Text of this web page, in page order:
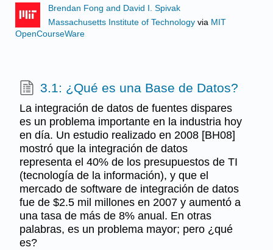
Brendan Fong and David I. Spivak
Massachusetts Institute of Technology via MIT
OpenCourseWare
3.1: ¿Qué es una Base de Datos?
La integración de datos de fuentes dispares
es un problema importante en la industria hoy
en día. Un estudio realizado en 2008 [BH08]
mostró que la integración de datos
representa el 40% de los presupuestos de TI
(tecnología de la información), y que el
mercado de software de integración de datos
fue de $2.5 mil millones en 2007 y aumentó a
una tasa de más de 8% anual. En otras
palabras, es un problema mayor; pero ¿qué
es?